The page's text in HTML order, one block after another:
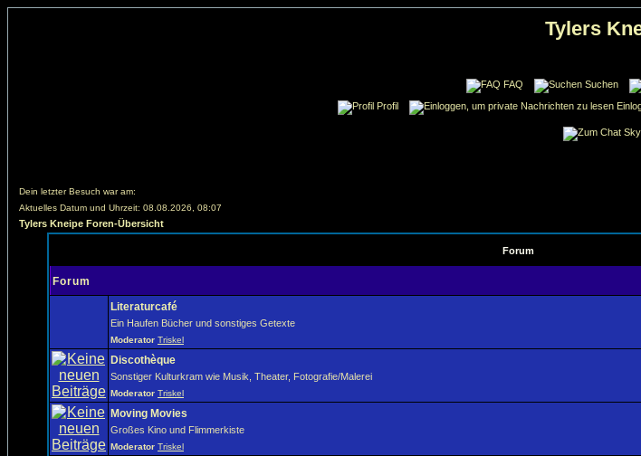
Tylers
FAQ Suchen
Profil
Dein letzter Besuch war am:
Aktuelles Datum und Uhrzeit: 08.08.2026, 08:07
Tylers Kneipe Foren-Übersicht
Forum
Forum
Literaturcafé
Ein Haufen Bücher und sonstiges Getexte
Moderator Triskel
Discothèque
Sonstiger Kulturkram wie Musik, Theater, Fotografie/Malerei
Moderator Triskel
Moving Movies
Großes Kino und Flimmerkiste
Moderator Triskel